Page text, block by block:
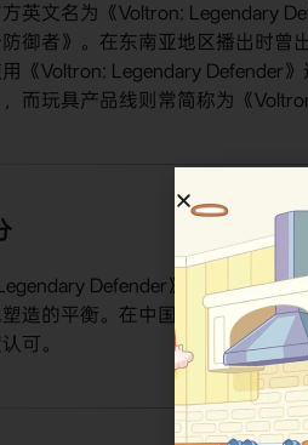
英文名为《Voltron: Legendary
御者》。在东南亚地区播出时曾
《Voltron: Legendary Defender
而玩具产品线则常简称为《
Defender》在IMDb上获得​
造的平衡。在中国豆瓣平台，该
可。